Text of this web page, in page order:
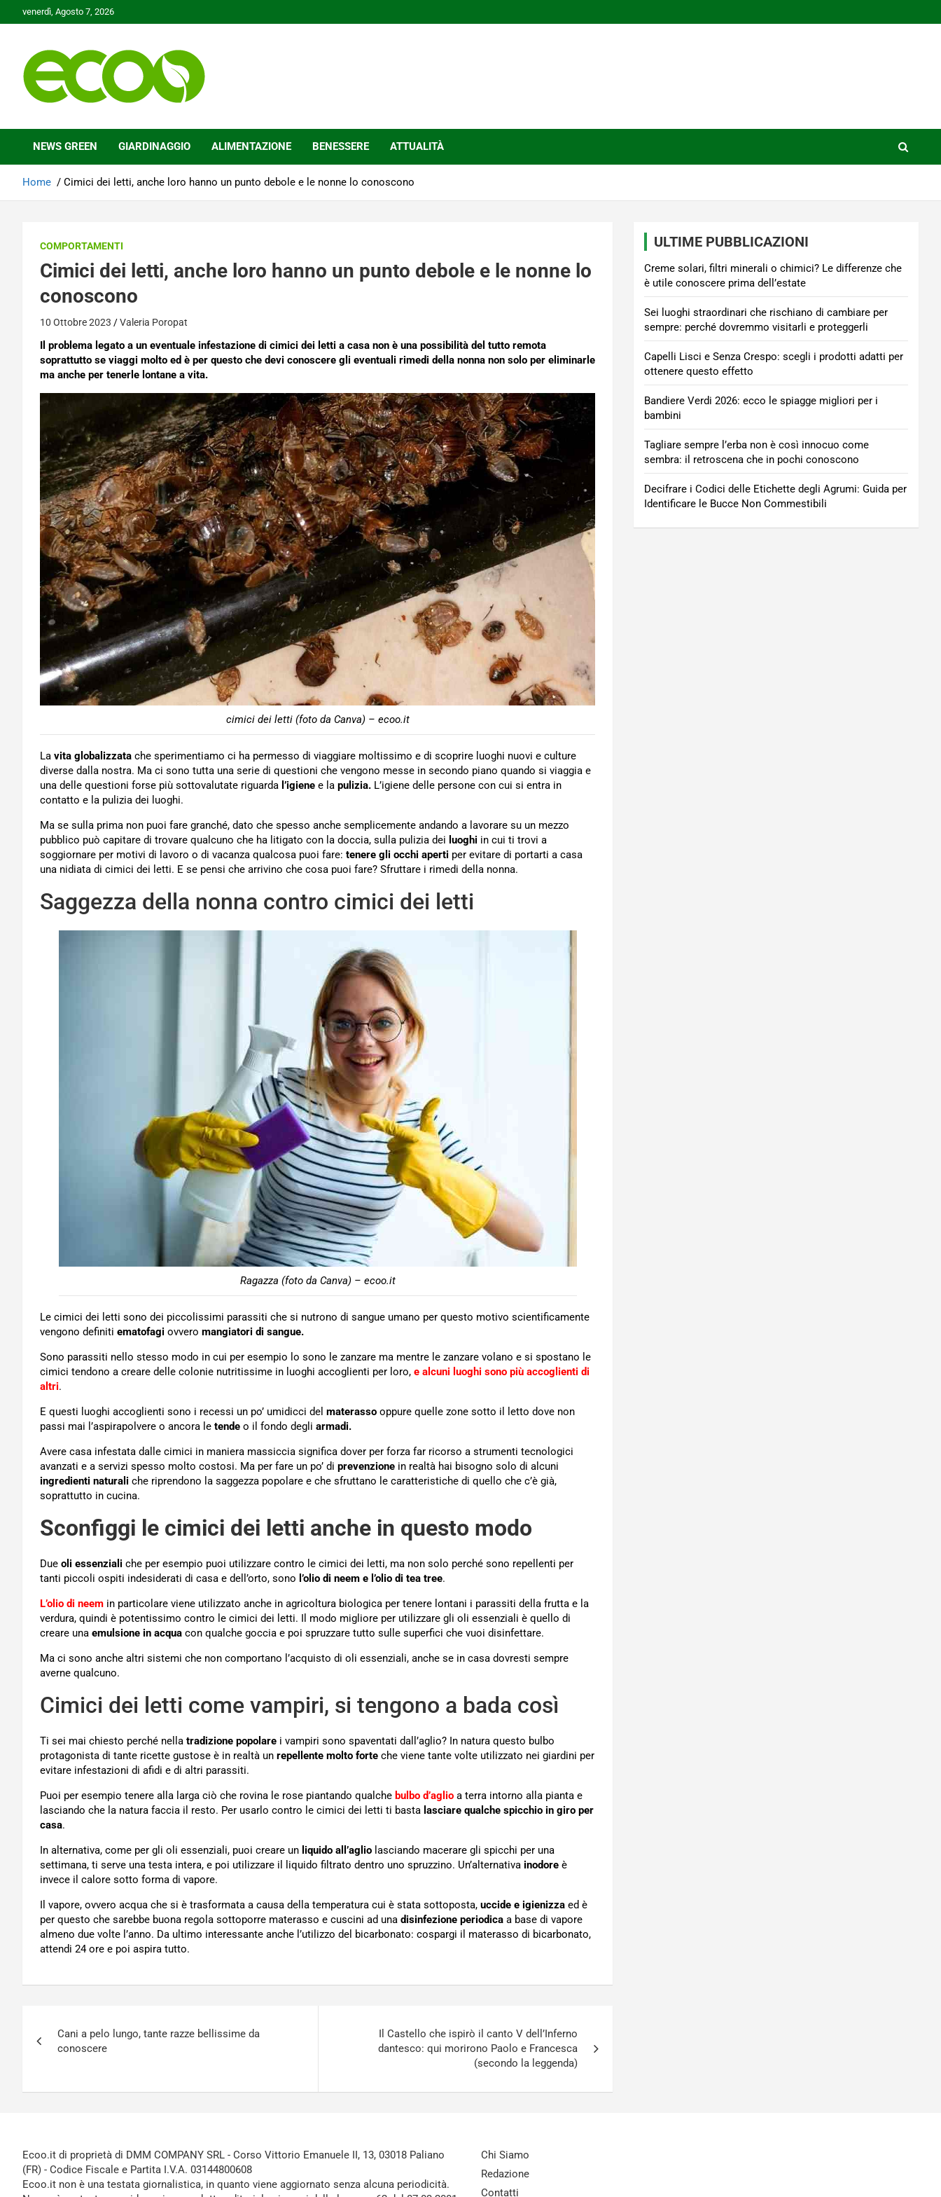
to
venerdì, Agosto 7, 2026
Ecoo.it
NEWS GREEN GIARDINAGGIO ALIMENTAZIONE BENESSERE ATTUALITÀ
Home Cimici dei letti, anche loro hanno un punto debole e le nonne lo conoscono
COMPORTAMENTI
Cimici dei letti, anche loro hanno un punto debole e le nonne lo
conoscono
10 Ottobre 2023 Valeria Poropat
Il problema legato a un eventuale infestazione di cimici dei letti a casa non è una possibilità del tutto remota
soprattutto se viaggi molto ed è per questo che devi conoscere gli eventuali rimedi della nonna non solo per eliminarle
ma anche per tenerle lontane a vita.
cimici dei letti (foto da Canva) – ecoo.it
La vita globalizzata che sperimentiamo ci ha permesso di viaggiare moltissimo e di scoprire luoghi nuovi e culture
diverse dalla nostra. Ma ci sono tutta una serie di questioni che vengono messe in secondo piano quando si viaggia e
una delle questioni forse più sottovalutate riguarda l’igiene e la pulizia. L’igiene delle persone con cui si entra in
contatto e la pulizia dei luoghi.
Ma se sulla prima non puoi fare granché, dato che spesso anche semplicemente andando a lavorare su un mezzo
pubblico può capitare di trovare qualcuno che ha litigato con la doccia, sulla pulizia dei luoghi in cui ti trovi a
soggiornare per motivi di lavoro o di vacanza qualcosa puoi fare: tenere gli occhi aperti per evitare di portarti a casa
una nidiata di cimici dei letti. E se pensi che arrivino che cosa puoi fare? Sfruttare i rimedi della nonna.
Saggezza della nonna contro cimici dei letti
Ragazza (foto da Canva) – ecoo.it
Le cimici dei letti sono dei piccolissimi parassiti che si nutrono di sangue umano per questo motivo scientificamente
vengono definiti ematofagi ovvero mangiatori di sangue.
Sono parassiti nello stesso modo in cui per esempio lo sono le zanzare ma mentre le zanzare volano e si spostano le
cimici tendono a creare delle colonie nutritissime in luoghi accoglienti per loro, e alcuni luoghi sono più accoglienti di
altri.
E questi luoghi accoglienti sono i recessi un po’ umidicci del materasso oppure quelle zone sotto il letto dove non
passi mai l’aspirapolvere o ancora le tende o il fondo degli armadi.
Avere casa infestata dalle cimici in maniera massiccia significa dover per forza far ricorso a strumenti tecnologici
avanzati e a servizi spesso molto costosi. Ma per fare un po’ di prevenzione in realtà hai bisogno solo di alcuni
ingredienti naturali che riprendono la saggezza popolare e che sfruttano le caratteristiche di quello che c’è già,
soprattutto in cucina.
Sconfiggi le cimici dei letti anche in questo modo
Due oli essenziali che per esempio puoi utilizzare contro le cimici dei letti, ma non solo perché sono repellenti per
tanti piccoli ospiti indesiderati di casa e dell’orto, sono l’olio di neem e l’olio di tea tree.
L’olio di neem in particolare viene utilizzato anche in agricoltura biologica per tenere lontani i parassiti della frutta e la
verdura, quindi è potentissimo contro le cimici dei letti. Il modo migliore per utilizzare gli oli essenziali è quello di
creare una emulsione in acqua con qualche goccia e poi spruzzare tutto sulle superfici che vuoi disinfettare.
Ma ci sono anche altri sistemi che non comportano l’acquisto di oli essenziali, anche se in casa dovresti sempre
averne qualcuno.
Cimici dei letti come vampiri, si tengono a bada così
Ti sei mai chiesto perché nella tradizione popolare i vampiri sono spaventati dall’aglio? In natura questo bulbo
protagonista di tante ricette gustose è in realtà un repellente molto forte che viene tante volte utilizzato nei giardini per
evitare infestazioni di afidi e di altri parassiti.
Puoi per esempio tenere alla larga ciò che rovina le rose piantando qualche bulbo d’aglio a terra intorno alla pianta e
lasciando che la natura faccia il resto. Per usarlo contro le cimici dei letti ti basta lasciare qualche spicchio in giro per
casa.
In alternativa, come per gli oli essenziali, puoi creare un liquido all’aglio lasciando macerare gli spicchi per una
settimana, ti serve una testa intera, e poi utilizzare il liquido filtrato dentro uno spruzzino. Un’alternativa inodore è
invece il calore sotto forma di vapore.
Il vapore, ovvero acqua che si è trasformata a causa della temperatura cui è stata sottoposta, uccide e igienizza ed è
per questo che sarebbe buona regola sottoporre materasso e cuscini ad una disinfezione periodica a base di vapore
almeno due volte l’anno. Da ultimo interessante anche l’utilizzo del bicarbonato: cospargi il materasso di bicarbonato,
attendi 24 ore e poi aspira tutto.
articoli
Cani a pelo lungo, tante razze bellissime da
conoscere
Il Castello che ispirò il canto V dell’Inferno
dantesco: qui morirono Paolo e Francesca
(secondo la leggenda)
ULTIME PUBBLICAZIONI
Creme solari, filtri minerali o chimici? Le differenze che
è utile conoscere prima dell’estate
Sei luoghi straordinari che rischiano di cambiare per
sempre: perché dovremmo visitarli e proteggerli
Capelli Lisci e Senza Crespo: scegli i prodotti adatti per
ottenere questo effetto
Bandiere Verdi 2026: ecco le spiagge migliori per i
bambini
Tagliare sempre l’erba non è così innocuo come
sembra: il retroscena che in pochi conoscono
Decifrare i Codici delle Etichette degli Agrumi: Guida per
Identificare le Bucce Non Commestibili
Ecoo.it di proprietà di DMM COMPANY SRL - Corso Vittorio Emanuele II, 13, 03018 Paliano
(FR) - Codice Fiscale e Partita I.V.A. 03144800608
Ecoo.it non è una testata giornalistica, in quanto viene aggiornato senza alcuna periodicità.
Chi Siamo
Redazione
Contatti